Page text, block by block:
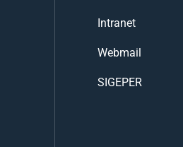
Intranet
Webmail
SIGEPER